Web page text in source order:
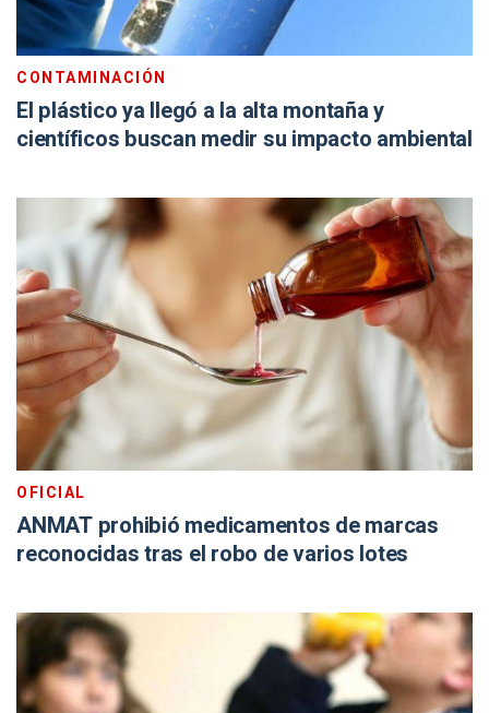
CONTAMINACIÓN
El plástico ya llegó a la alta montaña y
científicos buscan medir su impacto ambiental
OFICIAL
ANMAT prohibió medicamentos de marcas
reconocidas tras el robo de varios lotes